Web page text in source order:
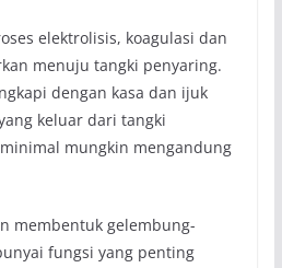
elektrolisis, koagulasi dan
menuju tangki penyaring.
dengan kasa dan ijuk
keluar dari tangki
mungkin mengandung
membentuk gelembung­
fungsi yang penting